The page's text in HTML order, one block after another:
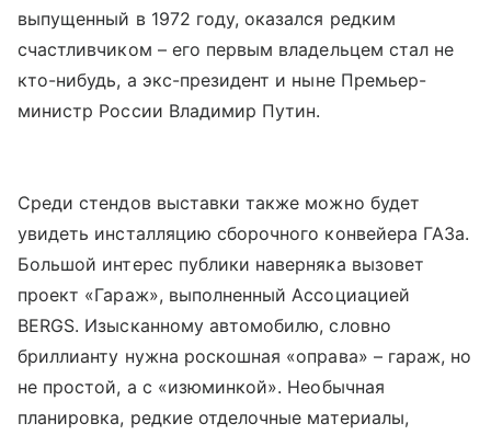
выпущенный в 1972 году, оказался редким
счастливчиком – его первым владельцем стал не
кто-нибудь, а экс-президент и ныне Премьер-
министр России Владимир Путин.
Среди стендов выставки также можно будет
увидеть инсталляцию сборочного конвейера ГАЗа.
Большой интерес публики наверняка вызовет
проект «Гараж», выполненный Ассоциацией
BERGS. Изысканному автомобилю, словно
бриллианту нужна роскошная «оправа» – гараж, но
не простой, а с «изюминкой». Необычная
планировка, редкие отделочные материалы,